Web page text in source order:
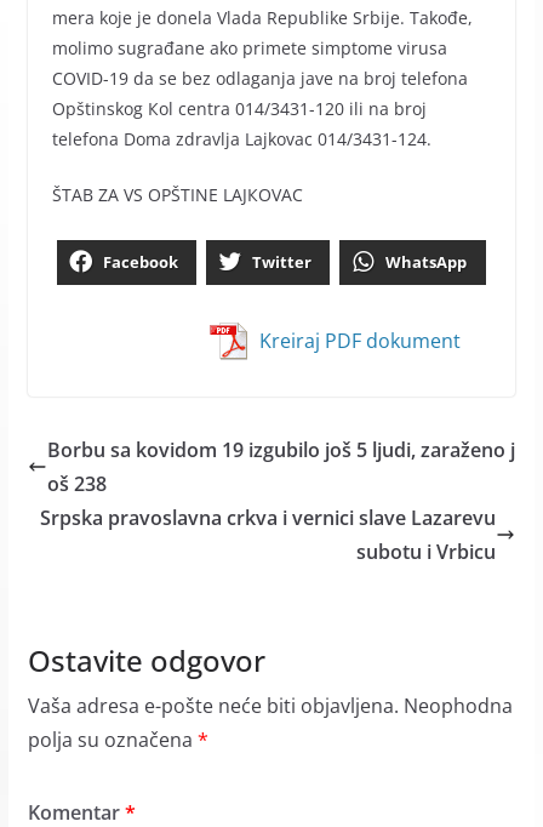
mera koje je donela Vlada Republike Srbije. Takođe,
molimo sugrađane ako primete simptome virusa
COVID-19 da se bez odlaganja jave na broj telefona
Opštinskog Кol centra 014/3431-120 ili na broj
telefona Doma zdravlja Lajkovac 014/3431-124.
ŠTAB ZA VS OPŠTINE LAJКOVAC
Facebook Twitter WhatsApp
Kreiraj PDF dokument
Borbu sa kovidom 19 izgubilo još 5 ljudi, zaraženo j
oš 238
Srpska pravoslavna crkva i vernici slave Lazarevu
subotu i Vrbicu
Ostavite odgovor
Vaša adresa e-pošte neće biti objavljena. Neophodna
polja su označena *
Komentar*